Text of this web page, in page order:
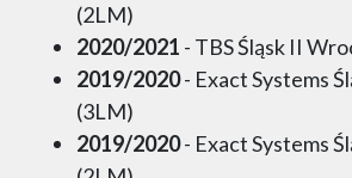
(2LM)
2020/2021 - TBS Śląsk II
2019/2020- Exact Systems
(3LM)
2019/2020- Exact Systems